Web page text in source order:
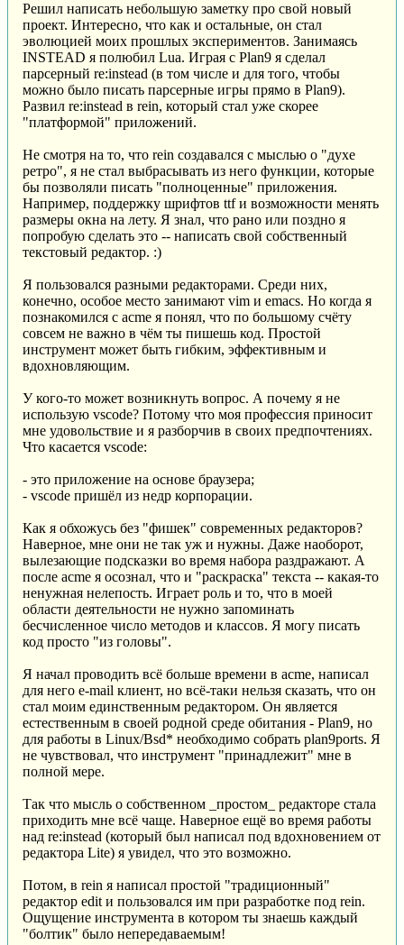
Решил написать небольшую заметку про свой новый
проект. Интересно, что как и остальные, он стал
эволюцией моих прошлых экспериментов. Занимаясь
INSTEAD я полюбил Lua. Играя с Plan9 я сделал
парсерный re:instead (в том числе и для того, чтобы
можно было писать парсерные игры прямо в Plan9).
Развил re:instead в rein, который стал уже скорее
"платформой" приложений.
Не смотря на то, что rein создавался с мыслью о "духе
ретро", я не стал выбрасывать из него функции, которые
бы позволяли писать "полноценные" приложения.
Например, поддержку шрифтов ttf и возможности менять
размеры окна на лету. Я знал, что рано или поздно я
попробую сделать это -- написать свой собственный
текстовый редактор. :)
Я пользовался разными редакторами. Среди них,
конечно, особое место занимают vim и emacs. Но когда я
познакомился с acme я понял, что по большому счёту
совсем не важно в чём ты пишешь код. Простой
инструмент может быть гибким, эффективным и
вдохновляющим.
У кого-то может возникнуть вопрос. А почему я не
использую vscode? Потому что моя профессия приносит
мне удовольствие и я разборчив в своих предпочтениях.
Что касается vscode:
- это приложение на основе браузера;
- vscode пришёл из недр корпорации.
Как я обхожусь без "фишек" современных редакторов?
Наверное, мне они не так уж и нужны. Даже наоборот,
вылезающие подсказки во время набора раздражают. А
после acme я осознал, что и "раскраска" текста -- какая-то
ненужная нелепость. Играет роль и то, что в моей
области деятельности не нужно запоминать
бесчисленное число методов и классов. Я могу писать
код просто "из головы".
Я начал проводить всё больше времени в acme, написал
для него e-mail клиент, но всё-таки нельзя сказать, что он
стал моим единственным редактором. Он является
естественным в своей родной среде обитания - Plan9, но
для работы в Linux/Bsd* необходимо собрать plan9ports. Я
не чувствовал, что инструмент "принадлежит" мне в
полной мере.
Так что мысль о собственном _простом_ редакторе стала
приходить мне всё чаще. Наверное ещё во время работы
над re:instead (который был написал под вдохновением от
редактора Lite) я увидел, что это возможно.
Потом, в rein я написал простой "традиционный"
редактор edit и пользовался им при разработке под rein.
Ощущение инструмента в котором ты знаешь каждый
"болтик" было непередаваемым!